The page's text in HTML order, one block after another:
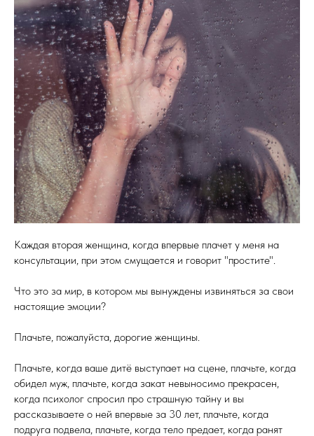
Каждая вторая женщина, когда впервые плачет у меня на
консультации, при этом смущается и говорит "простите".
Что это за мир, в котором мы вынуждены извиняться за свои
настоящие эмоции?
Плачьте, пожалуйста, дорогие женщины.
Плачьте, когда ваше дитё выступает на сцене, плачьте, когда
обидел муж, плачьте, когда закат невыносимо прекрасен,
когда психолог спросил про страшную тайну и вы
рассказываете о ней впервые за 30 лет, плачьте, когда
подруга подвела, плачьте, когда тело предает, когда ранят